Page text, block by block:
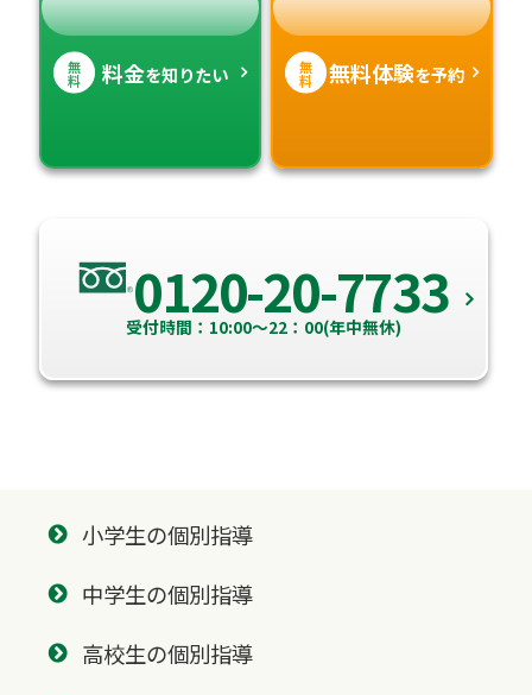
無
料 料金を知りたい 無
料 無料体験を予約
0120-20-7733
受付時間：10:00～22：00(年中無休)
小学生の個別指導
中学生の個別指導
高校生の個別指導